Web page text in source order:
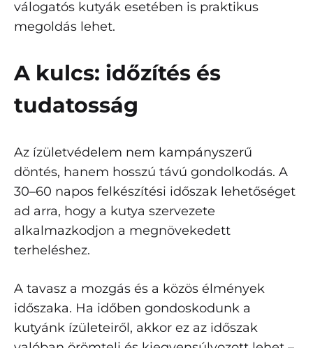
válogatós kutyák esetében is praktikus
megoldás lehet.
A kulcs: időzítés és
tudatosság
Az ízületvédelem nem kampányszerű
döntés, hanem hosszú távú gondolkodás. A
30–60 napos felkészítési időszak lehetőséget
ad arra, hogy a kutya szervezete
alkalmazkodjon a megnövekedett
terheléshez.
A tavasz a mozgás és a közös élmények
időszaka. Ha időben gondoskodunk a
kutyánk ízületeiről, akkor ez az időszak